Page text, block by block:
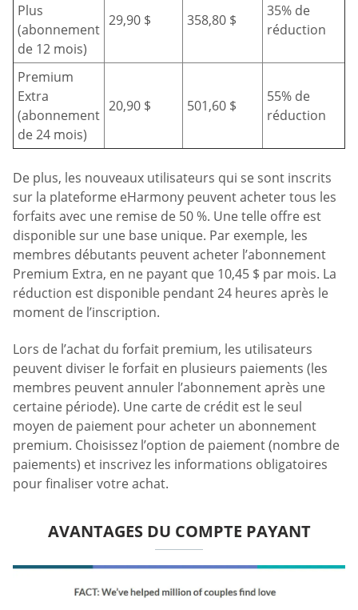
Plus
(abonnement
de 12 mois)
29,90 $ 358,80 $
35% de
réduction
Premium
Extra
(abonnement
de 24 mois)
20,90 $ 501,60 $
55% de
réduction
De plus, les nouveaux utilisateurs qui se sont inscrits
sur la plateforme eHarmony peuvent acheter tous les
forfaits avec une remise de 50 %. Une telle offre est
disponible sur une base unique. Par exemple, les
membres débutants peuvent acheter l’abonnement
Premium Extra, en ne payant que 10,45 $ par mois. La
réduction est disponible pendant 24 heures après le
moment de l’inscription.
Lors de l’achat du forfait premium, les utilisateurs
peuvent diviser le forfait en plusieurs paiements (les
membres peuvent annuler l’abonnement après une
certaine période). Une carte de crédit est le seul
moyen de paiement pour acheter un abonnement
premium. Choisissez l’option de paiement (nombre de
paiements) et inscrivez les informations obligatoires
pour finaliser votre achat.
AVANTAGES DU COMPTE PAYANT